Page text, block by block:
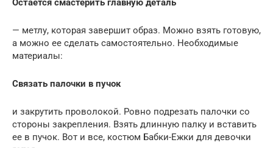
Остается смастерить главную деталь
— метлу, которая завершит образ. Можно взять готовую,
а можно ее сделать самостоятельно. Необходимые
материалы:
Связать палочки в пучок
и закрутить проволокой. Ровно подрезать палочки со
стороны закрепления. Взять длинную палку и вставить
ее в пучок. Вот и все, костюм Бабки-Ежки для девочки